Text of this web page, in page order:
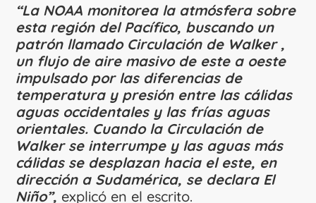
“La NOAA monitorea la atmósfera sobre
esta región del Pacífico, buscando un
patrón llamado Circulación de Walker ,
un flujo de aire masivo de este a oeste
impulsado por las diferencias de
temperatura y presión entre las cálidas
aguas occidentales y las frías aguas
orientales. Cuando la Circulación de
Walker se interrumpe y las aguas más
cálidas se desplazan hacia el este, en
dirección a Sudamérica, se declara El
Niño”, explicó en el escrito.